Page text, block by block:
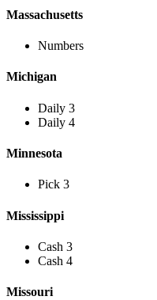
Massachusetts
Numbers
Michigan
Daily 3
Daily 4
Minnesota
Pick 3
Mississippi
Cash 3
Cash 4
Missouri